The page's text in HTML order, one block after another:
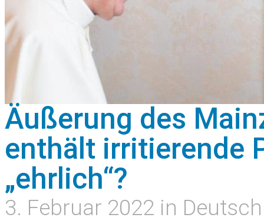
Äußerung des
enthält irritierende
„ehrlich“?
3. Februar 2022 in